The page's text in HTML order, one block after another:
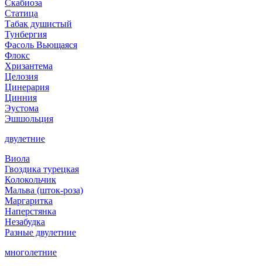
Скабиоза
Статица
Табак душистый
Тунбергия
Фасоль Вьющаяся
Флокс
Хризантема
Целозия
Цинерария
Цинния
Эустома
Эшшольция
двулетние
Виола
Гвоздика турецкая
Колокольчик
Мальва (шток-роза)
Маргаритка
Наперстянка
Незабудка
Разные двулетние
многолетние